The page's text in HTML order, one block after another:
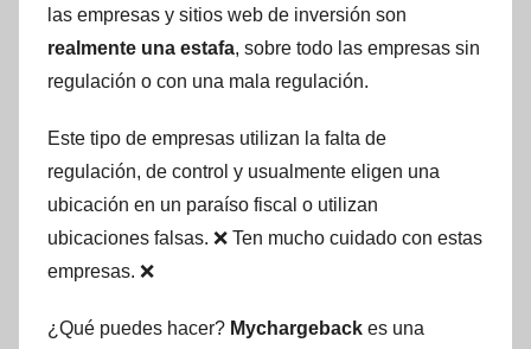
las empresas y sitios web de inversión son
realmente una estafa, sobre todo las empresas sin
regulación o con una mala regulación.
Este tipo de empresas utilizan la falta de
regulación, de control y usualmente eligen una
ubicación en un paraíso fiscal o utilizan
ubicaciones falsas. ❌ Ten mucho cuidado con estas
empresas. ❌
¿Qué puedes hacer? Mychargeback es una